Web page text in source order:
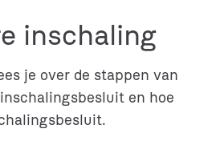
inschaling
je over de stappen van
en hoe